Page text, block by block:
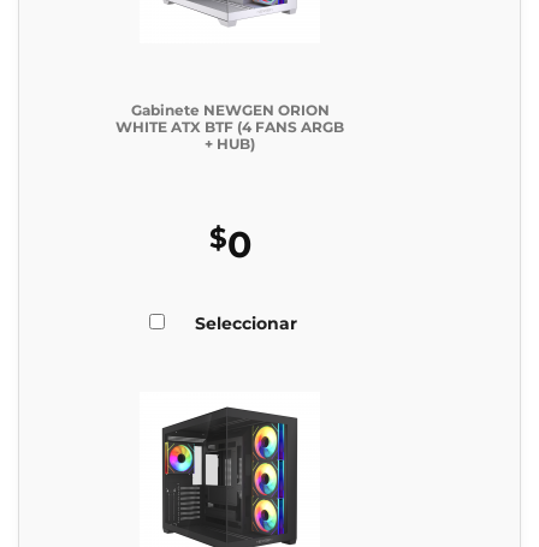
Gabinete NEWGEN ORION
WHITE ATX BTF (4 FANS ARGB
+ HUB)
$0
Seleccionar